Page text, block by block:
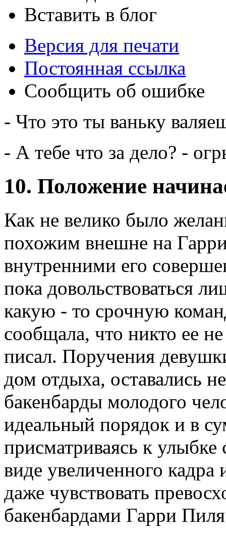
Вставить в блог
Версия для печати
Постоянная ссылка
Сообщить об ошибке
- Что это ты ваньку
- А тебе что за дело? -
10. Положение
Как не велико было
похожим внешне на
внутренними его
пока довольствоваться
какую - то срочную
сообщала, что никто ее
писал. Поручения
дом отдыха, оставались
бакенбарды молодого
идеальный порядок и в
присматриваясь к улыбке
виде увеличенного
даже чувствовать
бакенбардами Гарри